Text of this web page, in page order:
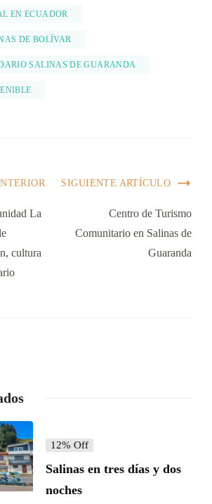
EN ECUADOR
DE BOLÍVAR
SALINAS DE GUARANDA
La
cultura
SIGUIENTE ARTÍCULO
Centro de Turismo
Comunitario en Salinas de
Guaranda
12% Off
Salinas en tres días y dos
noches